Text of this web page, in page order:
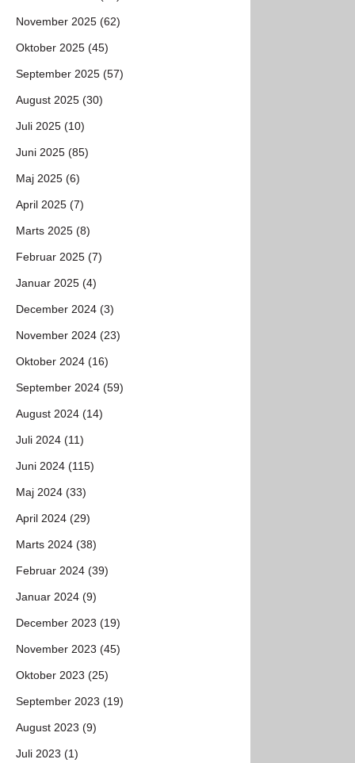
November 2025 (62)
Oktober 2025 (45)
September 2025 (57)
August 2025 (30)
Juli 2025 (10)
Juni 2025 (85)
Maj 2025 (6)
April 2025 (7)
Marts 2025 (8)
Februar 2025 (7)
Januar 2025 (4)
December 2024 (3)
November 2024 (23)
Oktober 2024 (16)
September 2024 (59)
August 2024 (14)
Juli 2024 (11)
Juni 2024 (115)
Maj 2024 (33)
April 2024 (29)
Marts 2024 (38)
Februar 2024 (39)
Januar 2024 (9)
December 2023 (19)
November 2023 (45)
Oktober 2023 (25)
September 2023 (19)
August 2023 (9)
Juli 2023 (1)